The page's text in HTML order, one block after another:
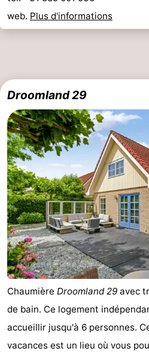
web. Plus d'informations
Droomland 29
Chaumière Droomland 29 avec
de bain. Ce logement
accueillir jusqu'à 6 personnes.
vacances est un lieu où vous